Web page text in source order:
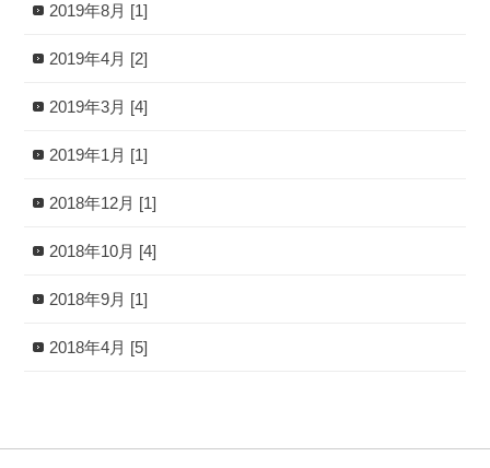
2019年8月 [1]
2019年4月 [2]
2019年3月 [4]
2019年1月 [1]
2018年12月 [1]
2018年10月 [4]
2018年9月 [1]
2018年4月 [5]